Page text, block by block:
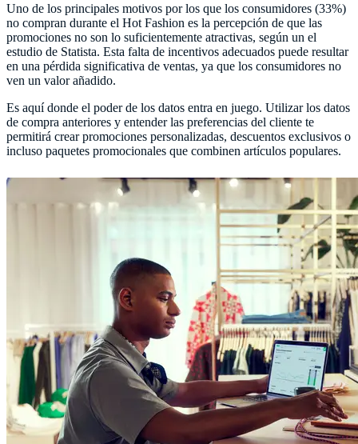
Uno de los principales motivos por los que los consumidores (33%)
no compran durante el Hot Fashion es la percepción de que las
promociones no son lo suficientemente atractivas, según un el
estudio de Statista​​. Esta falta de incentivos adecuados puede resultar
en una pérdida significativa de ventas, ya que los consumidores no
ven un valor añadido.
Es aquí donde el poder de los datos entra en juego. Utilizar los datos
de compra anteriores y entender las preferencias del cliente te
permitirá crear promociones personalizadas, descuentos exclusivos o
incluso paquetes promocionales que combinen artículos populares.